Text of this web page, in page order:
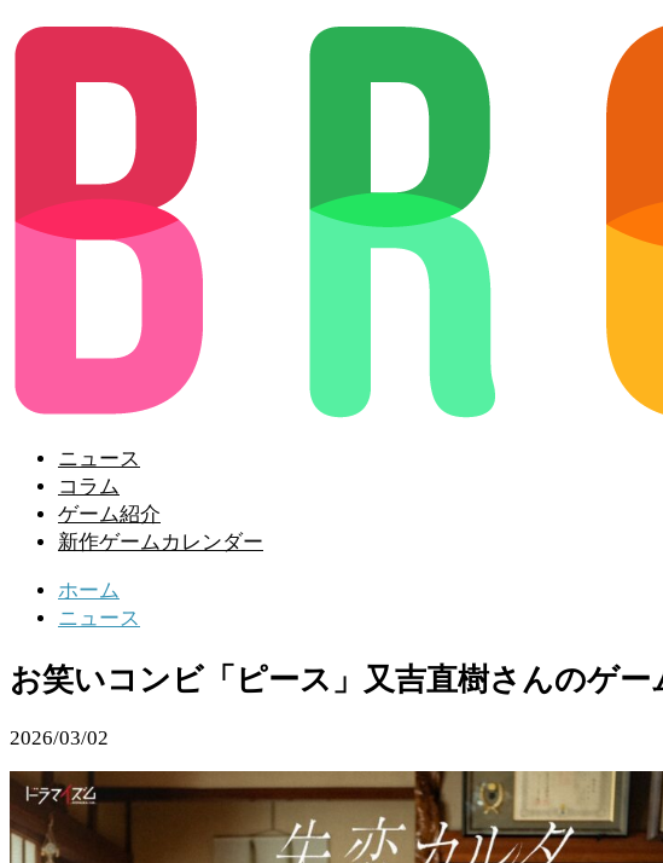
ニュース
コラム
ゲーム紹介
新作ゲームカレンダー
ホーム
ニュース
お笑いコンビ「ピース」又吉直樹さんのゲ
2026/03/02